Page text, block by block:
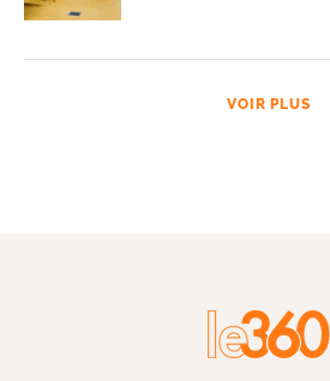
VOIR PLUS